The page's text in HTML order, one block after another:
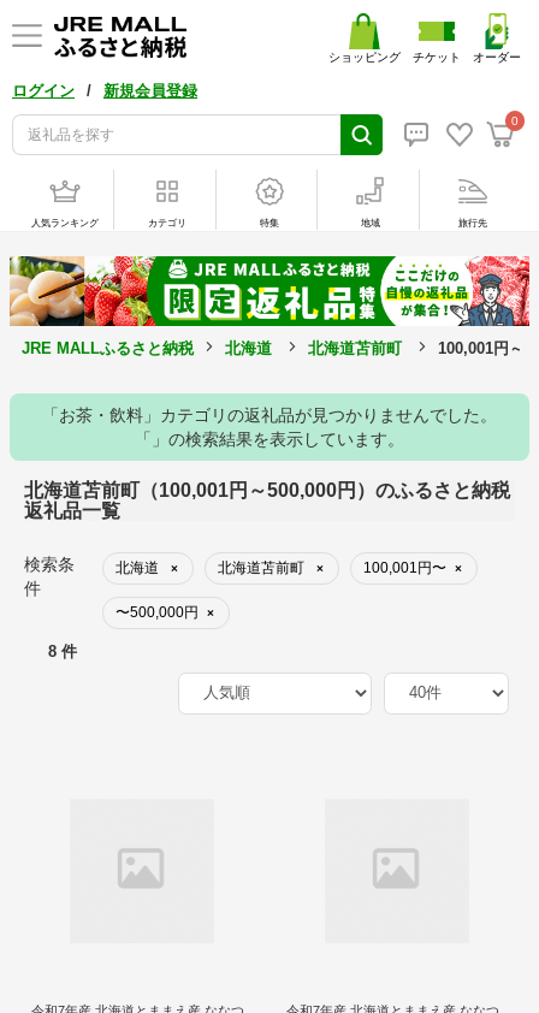
ログイン / 新規会員登録
0
ショッピング チケット オーダー
人気ランキング カテゴリ 特集 地域 旅行先
JRE MALLふるさと納税 北海道 北海道苫前町 100,001円～
「お茶・飲料」カテゴリの返礼品が見つかりませんでした。
「」の検索結果を表示しています。
北海道苫前町（100,001円～500,000円）のふるさと納税
返礼品一覧
検索条
件
北海道 × 北海道苫前町 × 100,001円〜 ×
〜500,000円 ×
8 件
令和7年産 北海道とままえ産 ななつ
令和7年産 北海道とままえ産 ななつ